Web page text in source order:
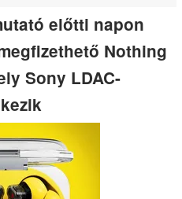
előtti napon
Nothing
Sony LDAC-